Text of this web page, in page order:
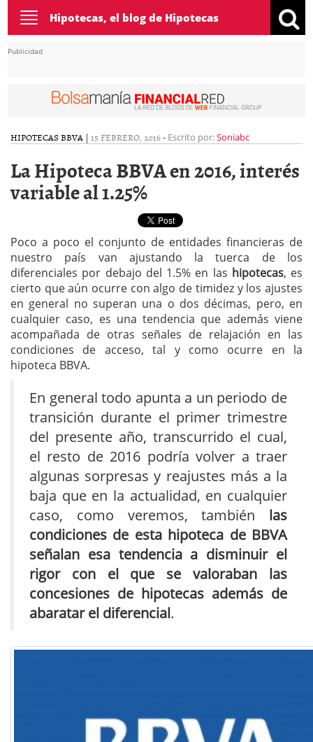
Toggle
navigation
Hipotecas, el blog de Hipotecas
Publicidad
HIPOTECAS BBVA | 15 FEBRERO, 2016- Escrito por:Soniabc
La Hipoteca BBVA en 2016, interés
variable al 1.25%
Poco a poco el conjunto de entidades financieras de
nuestro país van ajustando la tuerca de los
diferenciales por debajo del 1.5% en las hipotecas, es
cierto que aún ocurre con algo de timidez y los ajustes
en general no superan una o dos décimas, pero, en
cualquier caso, es una tendencia que además viene
acompañada de otras señales de relajación en las
condiciones de acceso, tal y como ocurre en la
hipoteca BBVA.
En general todo apunta a un periodo de
transición durante el primer trimestre
del presente año, transcurrido el cual,
el resto de 2016 podría volver a traer
algunas sorpresas y reajustes más a la
baja que en la actualidad, en cualquier
caso, como veremos, también las
condiciones de esta hipoteca de BBVA
señalan esa tendencia a disminuir el
rigor con el que se valoraban las
concesiones de hipotecas además de
abaratar el diferencial.